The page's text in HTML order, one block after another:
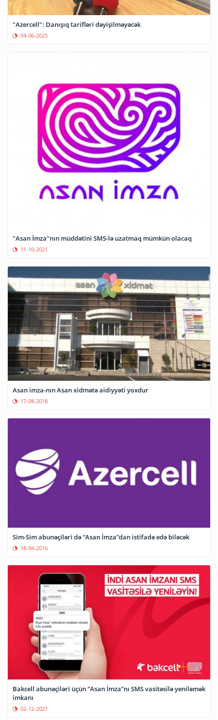
"Azercell": Danışıq tarifləri dəyişilməyəcək
04-06-2025
"Asan İmza"nın müddətini SMS-lə uzatmaq mümkün olacaq
11-10-2021
Asan imza-nın Asan xidmətə aidiyyəti yoxdur
17-08-2018
Sim-Sim abunəçiləri də “Asan İmza”dan istifadə edə biləcək
18-04-2016
Bakcell abunəçiləri üçün “Asan İmza”nı SMS vasitəsilə yeniləmək
imkanı
02-12-2021